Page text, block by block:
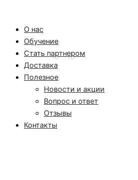
О нас
Обучение
Стать партнером
Доставка
Полезное
Новости и акции
Вопрос и ответ
Отзывы
Контакты